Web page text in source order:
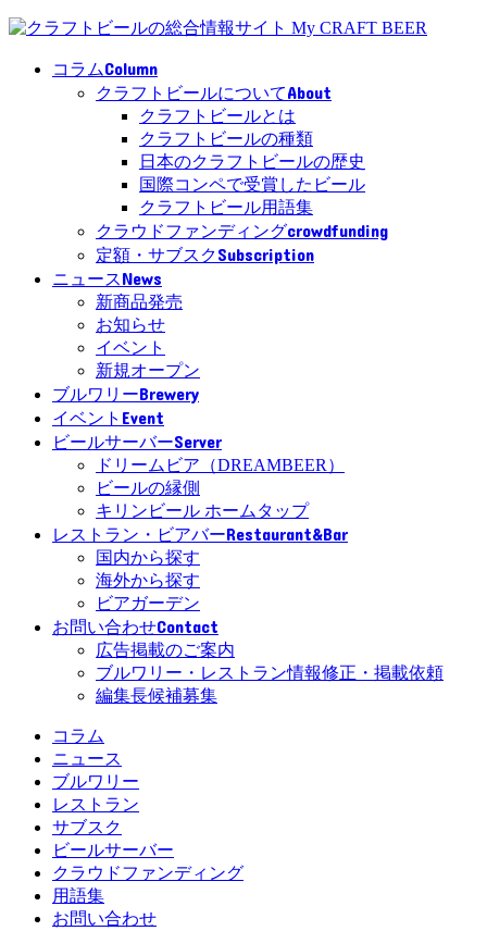
コラムColumn
クラフトビールについてAbout
クラフトビールとは
クラフトビールの種類
日本のクラフトビールの歴史
国際コンペで受賞したビール
クラフトビール用語集
クラウドファンディングcrowdfunding
定額・サブスクSubscription
ニュースNews
新商品発売
お知らせ
イベント
新規オープン
ブルワリーBrewery
イベント Event
ビールサーバーServer
ドリームビア（DREAMBEER）
ビールの縁側
キリンビール ホームタップ
レストラン・ビアバーRestaurant&Bar
国内から探す
海外から探す
ビアガーデン
お問い合わせContact
広告掲載のご案内
ブルワリー・レストラン情報修正・掲載依頼
編集長候補募集
コラム
ニュース
ブルワリー
レストラン
サブスク
ビールサーバー
クラウドファンディング
用語集
お問い合わせ